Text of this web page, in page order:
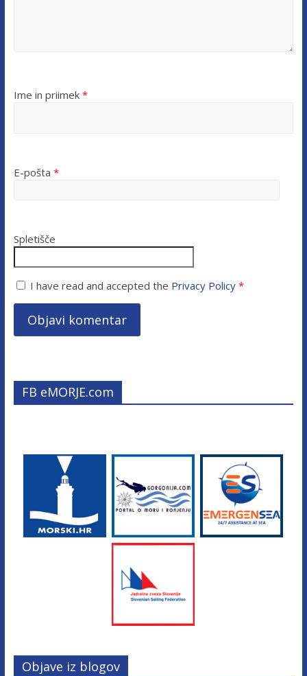
Ime in priimek *
E-pošta *
Spletišče
I have read and accepted the Privacy Policy*
FB eMORJE.com
Objave iz blogov